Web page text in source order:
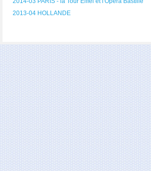
2013-04 HOLLANDE